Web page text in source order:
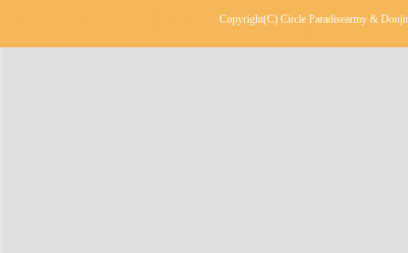
Copyright(C) Circle Paradisearmy &